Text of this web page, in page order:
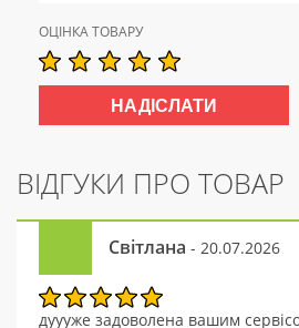
ОЦІНКА ТОВАРУ
ВІДГУКИ ПРО ТОВАР
Світлана - 20.07.2026
дуууже задоволена вашим